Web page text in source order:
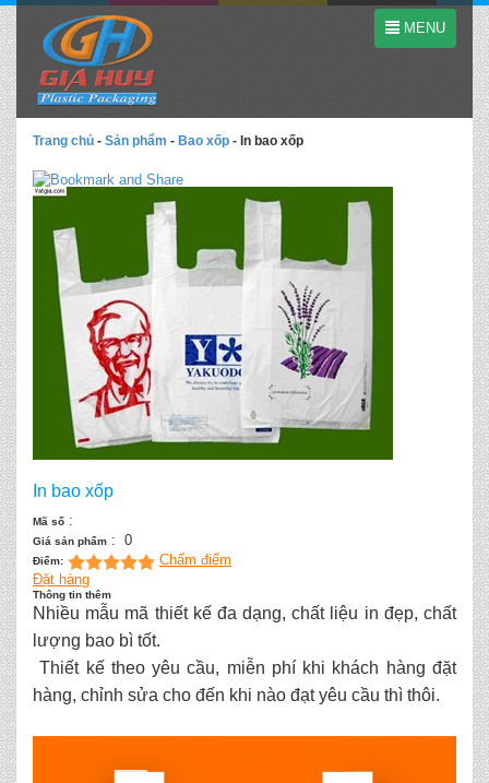
MENU
Trang chủ - Sản phẩm - Bao xốp - In bao xốp
In bao xốp
Mã số :
Giá sản phẩm : 0
Điểm:
Chấm điểm
Đặt hàng
Thông tin thêm
Nhiều mẫu mã thiết kế đa dạng, chất liệu in đẹp, chất
lượng bao bì tốt.
Thiết kế theo yêu cầu, miễn phí khi khách hàng đặt
hàng, chỉnh sửa cho đến khi nào đạt yêu cầu thì thôi.